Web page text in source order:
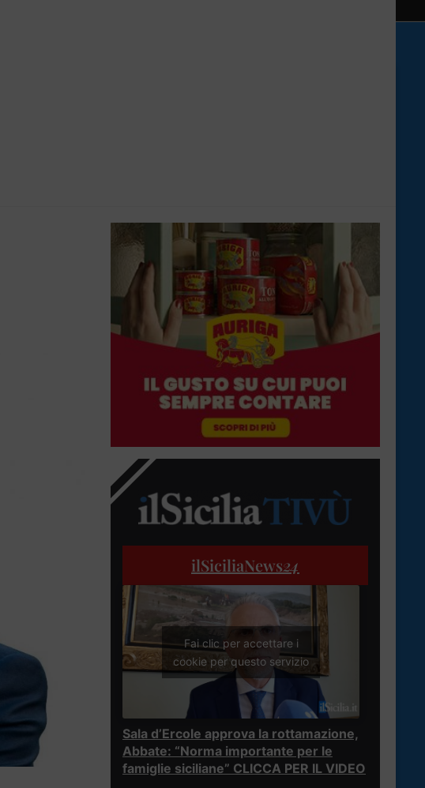
ilSiciliaNews24
Fai clic per accettare i
cookie per questo servizio
Sala d’Ercole approva la rottamazione,
Abbate: “Norma importante per le
famiglie siciliane” CLICCA PER IL VIDEO